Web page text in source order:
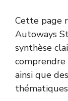
Cette page
Autoways
synthèse
ainsi que